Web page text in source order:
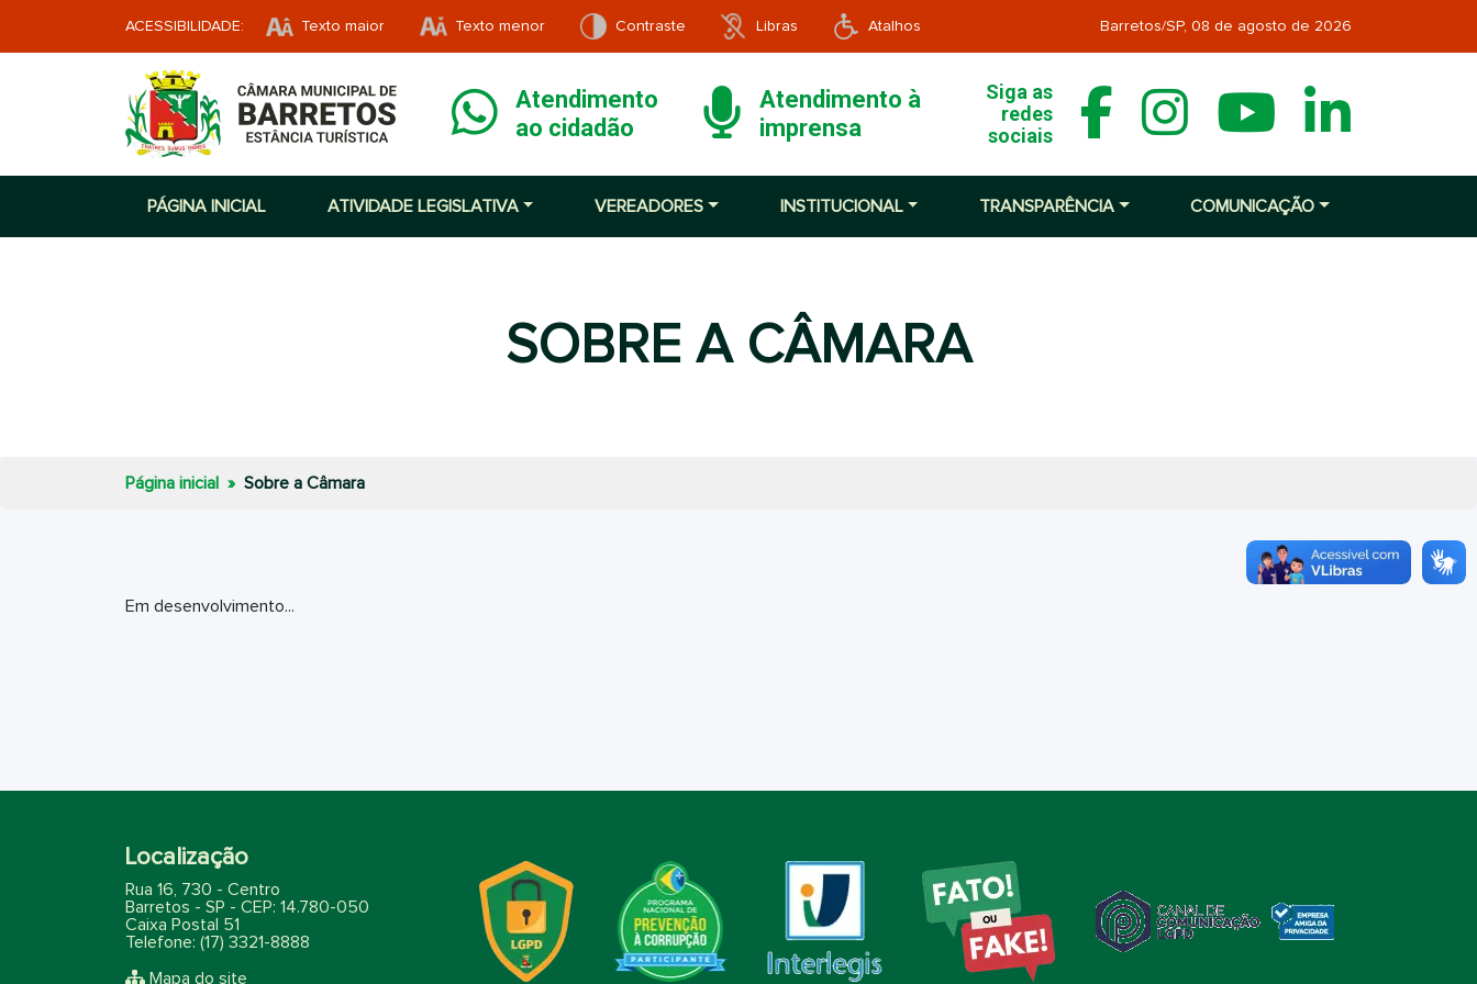
ACESSIBILIDADE: Texto maior Texto menor Contraste Libras Atalhos Barretos/SP, 08 de agosto de 2026
Atendimento
ao cidadão
Atendimento à
imprensa
Siga as
redes
sociais
PÁGINA INICIAL ATIVIDADE LEGISLATIVA VEREADORES INSTITUCIONAL TRANSPARÊNCIA COMUNICAÇÃO
SOBRE A CÂMARA
Página inicial Sobre a Câmara
Em desenvolvimento...
Localização
Rua 16, 730 - Centro
Barretos - SP - CEP: 14.780-050
Caixa Postal 51
Telefone: (17) 3321-8888
Mapa do site